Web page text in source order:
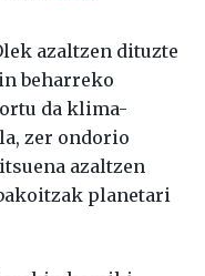
azaltzen dituzte
beharreko
da klima-
zer ondorio
azaltzen
planetari